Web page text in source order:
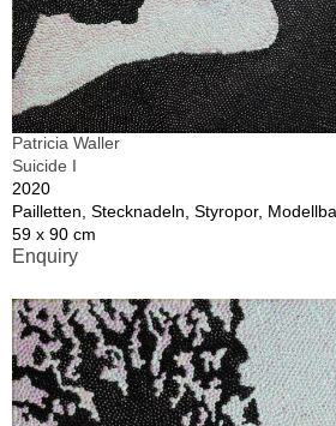
Patricia Waller
Suicide I
2020
Pailletten, Stecknadeln, Styropor,
59 x 90 cm
Enquiry